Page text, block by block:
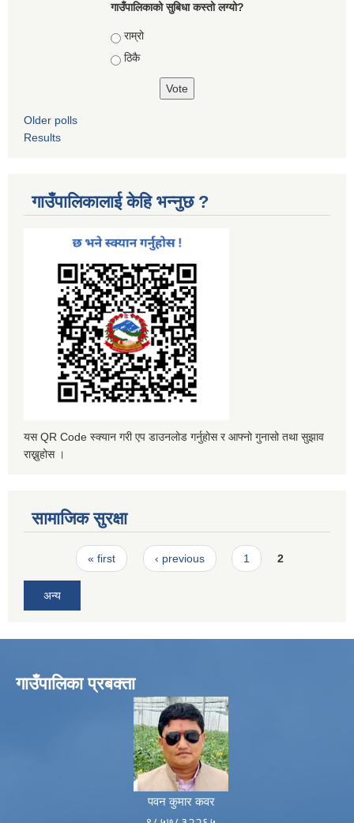
गाउँपालिकाको सुबिधा कस्तो लग्यो?
Choices
राम्रो
ठिकै
Older polls
Results
गाउँपालिकालाई केहि भन्नुछ ?
यस QR Code स्क्यान गरी एप डाउनलोड गर्नुहोस र आफ्नो गुनासो तथा सुझाव
राख्नुहोस ।
सामाजिक सुरक्षा
Pages« first ‹ previous 1 2
अन्य
गाउँपालिका प्रबक्ता
पवन कुमार कवर